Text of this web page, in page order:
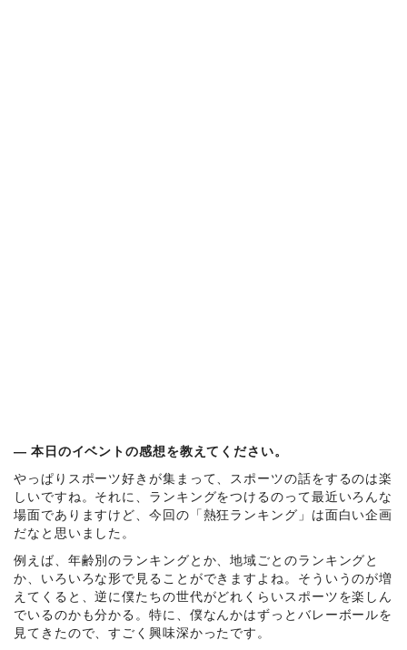
― 本日のイベントの感想を教えてください。
やっぱりスポーツ好きが集まって、スポーツの話をするのは楽
しいですね。それに、ランキングをつけるのって最近いろんな
場面でありますけど、今回の「熱狂ランキング」は面白い企画
だなと思いました。
例えば、年齢別のランキングとか、地域ごとのランキングと
か、いろいろな形で見ることができますよね。そういうのが増
えてくると、逆に僕たちの世代がどれくらいスポーツを楽しん
でいるのかも分かる。特に、僕なんかはずっとバレーボールを
見てきたので、すごく興味深かったです。